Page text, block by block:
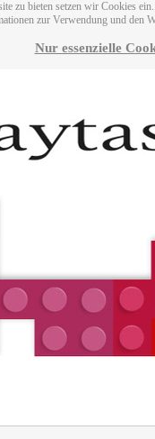
zu bieten setzen wir Cookies
zur Verwendung und den
Nur essenzielle